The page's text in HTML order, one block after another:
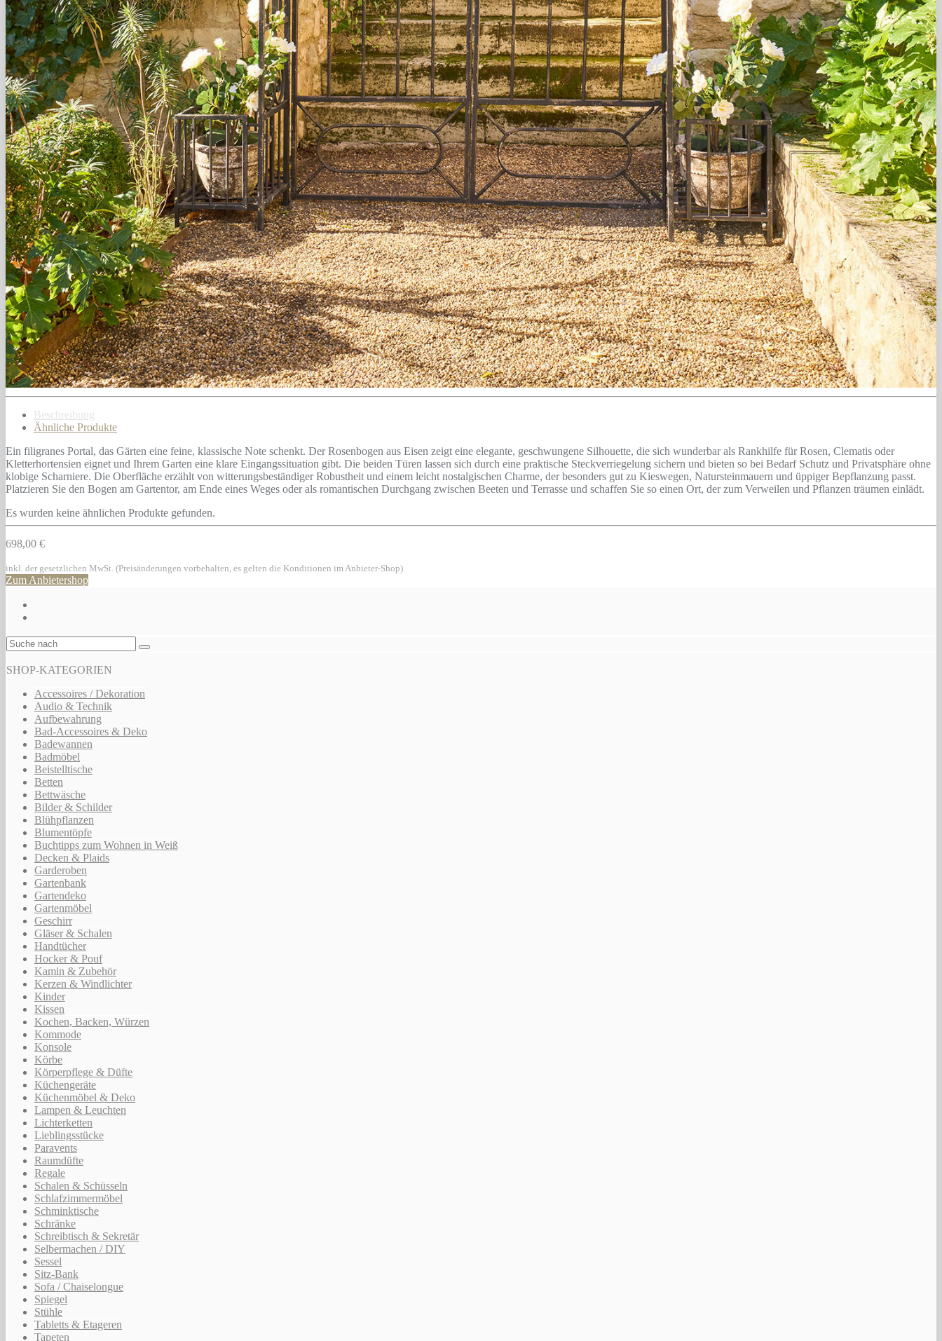
Beschreibung
Ähnliche Produkte
Ein filigranes Portal, das Gärten eine feine, klassische Note schenkt. Der Rosenbogen aus Eisen zeigt eine elegante, geschwungene Silhouette, die sich wunderbar als Rankhilfe für Rosen, Clematis oder
Kletterhortensien eignet und Ihrem Garten eine klare Eingangssituation gibt. Die beiden Türen lassen sich durch eine praktische Steckverriegelung sichern und bieten so bei Bedarf Schutz und Privatsphäre ohne
klobige Scharniere. Die Oberfläche erzählt von witterungsbeständiger Robustheit und einem leicht nostalgischen Charme, der besonders gut zu Kieswegen, Natursteinmauern und üppiger Bepflanzung passt.
Platzieren Sie den Bogen am Gartentor, am Ende eines Weges oder als romantischen Durchgang zwischen Beeten und Terrasse und schaffen Sie so einen Ort, der zum Verweilen und Pflanzen träumen einlädt.
Es wurden keine ähnlichen Produkte gefunden.
698,00 €
inkl. der gesetzlichen MwSt. (Preisänderungen vorbehalten, es gelten die Konditionen im Anbieter-Shop)
Zum Anbietershop
SHOP-KATEGORIEN
Accessoires / Dekoration
Audio & Technik
Aufbewahrung
Bad-Accessoires & Deko
Badewannen
Badmöbel
Beistelltische
Betten
Bettwäsche
Bilder & Schilder
Blühpflanzen
Blumentöpfe
Buchtipps zum Wohnen in Weiß
Decken & Plaids
Garderoben
Gartenbank
Gartendeko
Gartenmöbel
Geschirr
Gläser & Schalen
Handtücher
Hocker & Pouf
Kamin & Zubehör
Kerzen & Windlichter
Kinder
Kissen
Kochen, Backen, Würzen
Kommode
Konsole
Körbe
Körperpflege & Düfte
Küchengeräte
Küchenmöbel & Deko
Lampen & Leuchten
Lichterketten
Lieblingsstücke
Paravents
Raumdüfte
Regale
Schalen & Schüsseln
Schlafzimmermöbel
Schminktische
Schränke
Schreibtisch & Sekretär
Selbermachen / DIY
Sessel
Sitz-Bank
Sofa / Chaiselongue
Spiegel
Stühle
Tabletts & Etageren
Tapeten